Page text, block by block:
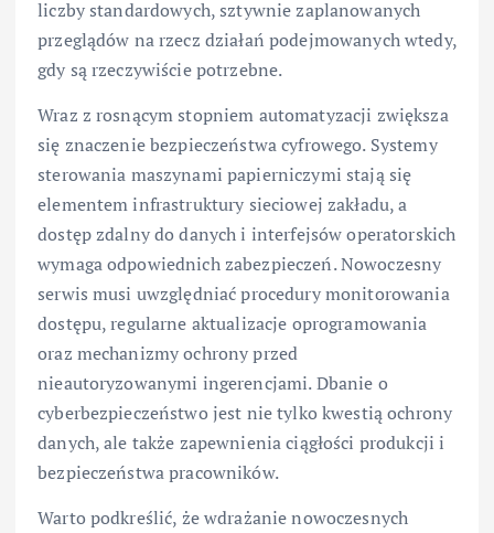
liczby standardowych, sztywnie zaplanowanych
przeglądów na rzecz działań podejmowanych wtedy,
gdy są rzeczywiście potrzebne.
Wraz z rosnącym stopniem automatyzacji zwiększa
się znaczenie bezpieczeństwa cyfrowego. Systemy
sterowania maszynami papierniczymi stają się
elementem infrastruktury sieciowej zakładu, a
dostęp zdalny do danych i interfejsów operatorskich
wymaga odpowiednich zabezpieczeń. Nowoczesny
serwis musi uwzględniać procedury monitorowania
dostępu, regularne aktualizacje oprogramowania
oraz mechanizmy ochrony przed
nieautoryzowanymi ingerencjami. Dbanie o
cyberbezpieczeństwo jest nie tylko kwestią ochrony
danych, ale także zapewnienia ciągłości produkcji i
bezpieczeństwa pracowników.
Warto podkreślić, że wdrażanie nowoczesnych